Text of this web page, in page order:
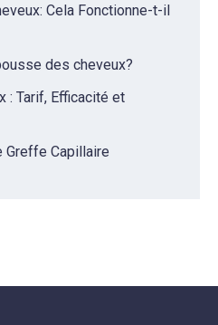
Cela Fonctionne-t-il
des cheveux?
: Tarif, Efficacité et
Greffe Capillaire